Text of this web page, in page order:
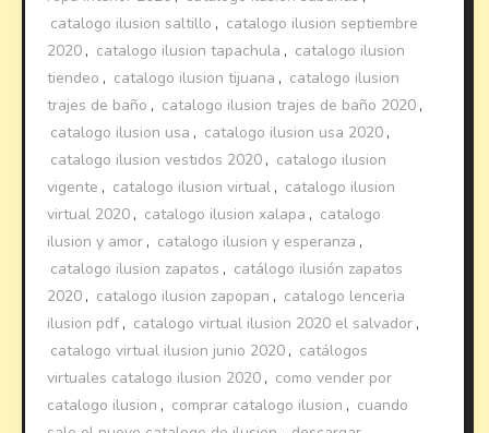
catalogo ilusion saltillo , catalogo ilusion septiembre
2020 , catalogo ilusion tapachula , catalogo ilusion
tiendeo , catalogo ilusion tijuana , catalogo ilusion
trajes de baño , catalogo ilusion trajes de baño 2020 ,
catalogo ilusion usa , catalogo ilusion usa 2020 ,
catalogo ilusion vestidos 2020 , catalogo ilusion
vigente , catalogo ilusion virtual , catalogo ilusion
virtual 2020 , catalogo ilusion xalapa , catalogo
ilusion y amor , catalogo ilusion y esperanza ,
catalogo ilusion zapatos , catálogo ilusión zapatos
2020 , catalogo ilusion zapopan , catalogo lenceria
ilusion pdf , catalogo virtual ilusion 2020 el salvador ,
catalogo virtual ilusion junio 2020 , catálogos
virtuales catalogo ilusion 2020 , como vender por
catalogo ilusion , comprar catalogo ilusion , cuando